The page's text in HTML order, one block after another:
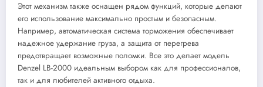
Этот механизм также оснащен рядом функций, которые делают
его использование максимально простым и безопасным.
Например, автоматическая система торможения обеспечивает
надежное удержание груза, а защита от перегрева
предотвращает возможные поломки. Все это делает модель
Denzel LB-2000 идеальным выбором как для профессионалов,
так и для любителей активного отдыха.